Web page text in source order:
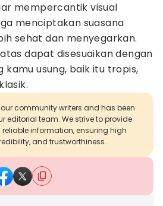
mempercantik visual
menciptakan suasana
sehat dan menyegarkan.
dapat disesuaikan dengan
kamu usung, baik itu tropis,
community writers and has been
editorial team. We strive to provide
information, ensuring high
and trustworthiness.